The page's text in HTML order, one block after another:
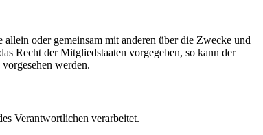
oder gemeinsam mit anderen über die Zwecke und
Recht der Mitgliedstaaten vorgegeben, so kann der
werden.
Verantwortlichen verarbeitet.